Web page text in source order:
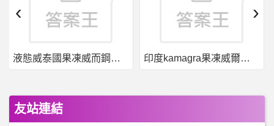
魔術方塊- CSTimer 解十字功能
拉斯維加斯- Myvegas兌換buffet 需與住房同天嗎？
BaseballXXXX- 外卡 外卡
液態威泰國果凍威而鋼哪裡買 印度kamagra果凍威爾剛用於治療男性勃起功能障礙
‹ ›
友站連結